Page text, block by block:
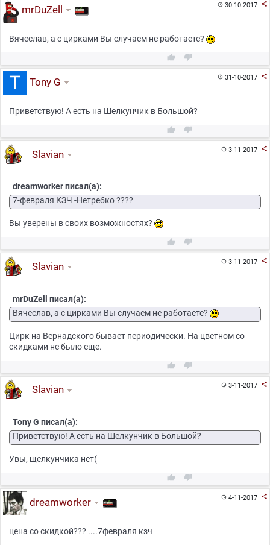
30-10-2017 
mrDuZell
Вячеслав, а с цирками Вы случаем не работаете?
 
31-10-2017 
Tony G
Приветствую! А есть на Шелкунчик в Большой?
 
3-11-2017 
Slavian
dreamworker писал(а):
7-февраля КЗЧ -Нетребко ????
Вы уверены в своих возможностях?
 
3-11-2017 
Slavian
mrDuZell писал(а):
Вячеслав, а с цирками Вы случаем не работаете?
Цирк на Вернадского бывает периодически. На цветном со
скидками не было еще.
 
3-11-2017 
Slavian
Tony G писал(а):
Приветствую! А есть на Шелкунчик в Большой?
Увы, щелкунчика нет(
 
4-11-2017 
dreamworker
цена со скидкой??? ....7февраля кзч